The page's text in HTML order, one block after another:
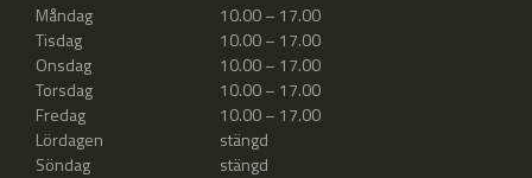
Måndag
10.00 – 17.00
Tisdag
10.00 – 17.00
Onsdag
10.00 – 17.00
Torsdag
10.00 – 17.00
Fredag
10.00 – 17.00
Lördagen
stängd
Söndag
stängd